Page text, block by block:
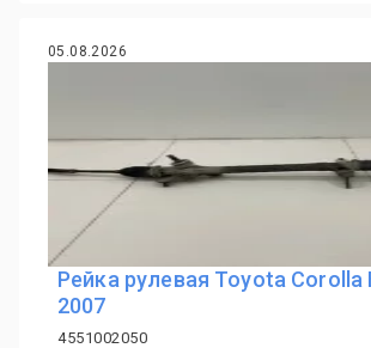
05.08.2026
Рейка рулевая Toyota Corolla
2007
4551002050